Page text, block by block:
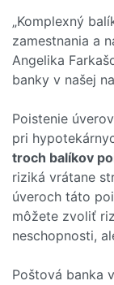
„Komplexný
zamestnania a
Angelika
banky v našej
Poistenie
pri
troch balíkov
riziká vrátane
úveroch táto
môžete zvoliť
neschopnosti,
Poštová banka